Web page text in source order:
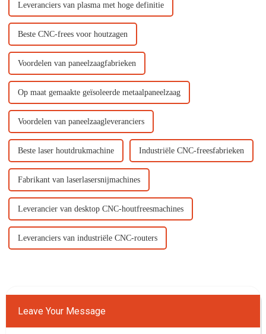
Leveranciers van plasma met hoge definitie
Beste CNC-frees voor houtzagen
Voordelen van paneelzaagfabrieken
Op maat gemaakte geïsoleerde metaalpaneelzaag
Voordelen van paneelzaagleveranciers
Beste laser houtdrukmachine Industriële CNC-freesfabrieken
Fabrikant van laserlasersnijmachines
Leverancier van desktop CNC-houtfreesmachines
Leveranciers van industriële CNC-routers
Leave Your Message